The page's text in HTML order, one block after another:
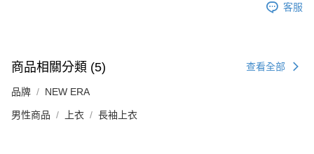
客服
商品相關分類 (5) 查看全部
品牌 NEW ERA
男性商品 上衣 長袖上衣